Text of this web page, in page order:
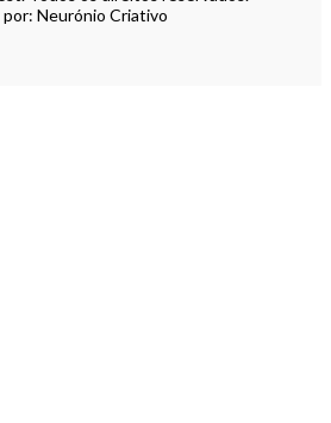
Neurónio Criativo